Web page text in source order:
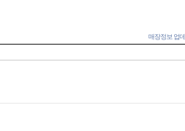
매장정보 업